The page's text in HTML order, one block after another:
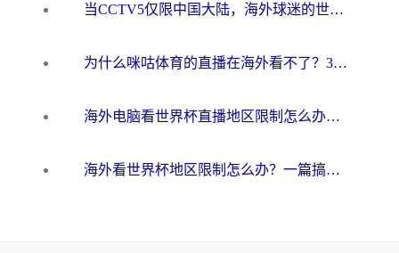
当CCTV5仅限中国大陆，海外球迷的世界杯狂欢如何继续？
为什么咪咕体育的直播在海外看不了？3步解决海外看世界杯+抖音地区限制难题
海外电脑看世界杯直播地区限制怎么办？你需要一个聪明的加速器
海外看世界杯地区限制怎么办？一篇搞定咪咕视频播放+国内资源无缝访问指南